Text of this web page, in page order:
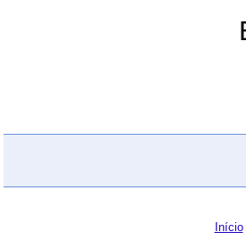
Início|